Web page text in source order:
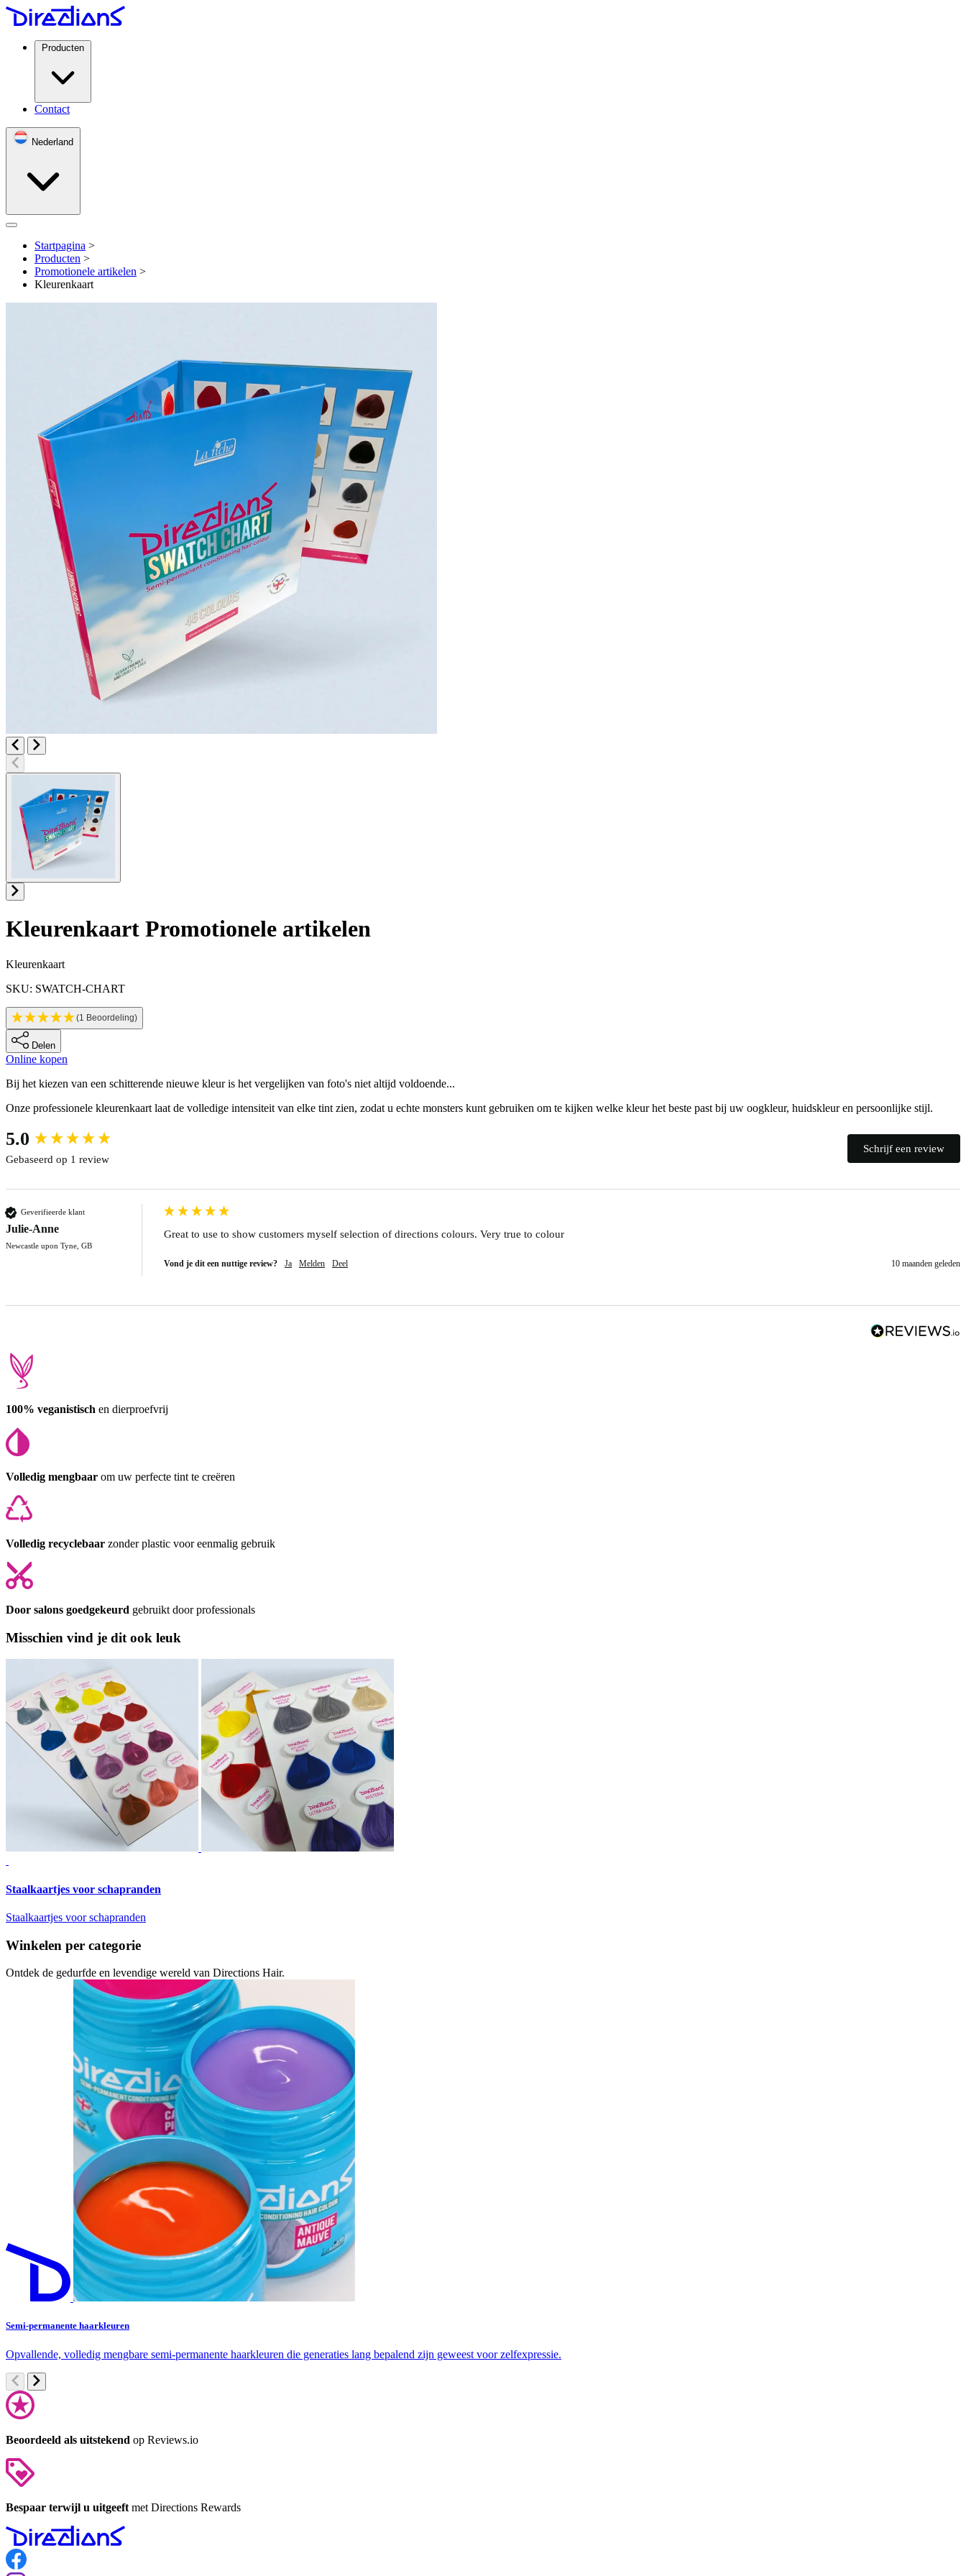
Producten
Contact
Nederland
Open menu
Startpagina >
Producten >
Promotionele artikelen >
Kleurenkaart
Kleurenkaart Promotionele artikelen
Productinformatie
Kleurenkaart
SKU: SWATCH-CHART
(1 Beoordeling)
Delen
Online kopen
Description
Bij het kiezen van een schitterende nieuwe kleur is het vergelijken van foto's niet altijd voldoende...
Onze professionele kleurenkaart laat de volledige intensiteit van elke tint zien, zodat u echte monsters kunt gebruiken om te kijken welke kleur het beste past bij uw oogkleur, huidskleur en persoonlijke stijl.
5.0
Gebaseerd op 1 review
Schrijf een review
Geverifieerde klant
Julie-Anne
Newcastle upon Tyne, GB
Great to use to show customers myself selection of directions colours. Very true to colour
Vond je dit een nuttige review? Ja Melden Deel 10 maanden geleden
New content loaded
100% veganistisch en dierproefvrij
Volledig mengbaar om uw perfecte tint te creëren
Volledig recyclebaar zonder plastic voor eenmalig gebruik
Door salons goedgekeurd gebruikt door professionals
Misschien vind je dit ook leuk
Staalkaartjes voor schapranden
Staalkaartjes voor schapranden
Winkelen per categorie
Ontdek de gedurfde en levendige wereld van Directions Hair.
Semi-permanente haarkleuren
Opvallende, volledig mengbare semi-permanente haarkleuren die generaties lang bepalend zijn geweest voor zelfexpressie.
Beoordeeld als uitstekend op Reviews.io
Bespaar terwijl u uitgeeft met Directions Rewards
Follow us on Facebook